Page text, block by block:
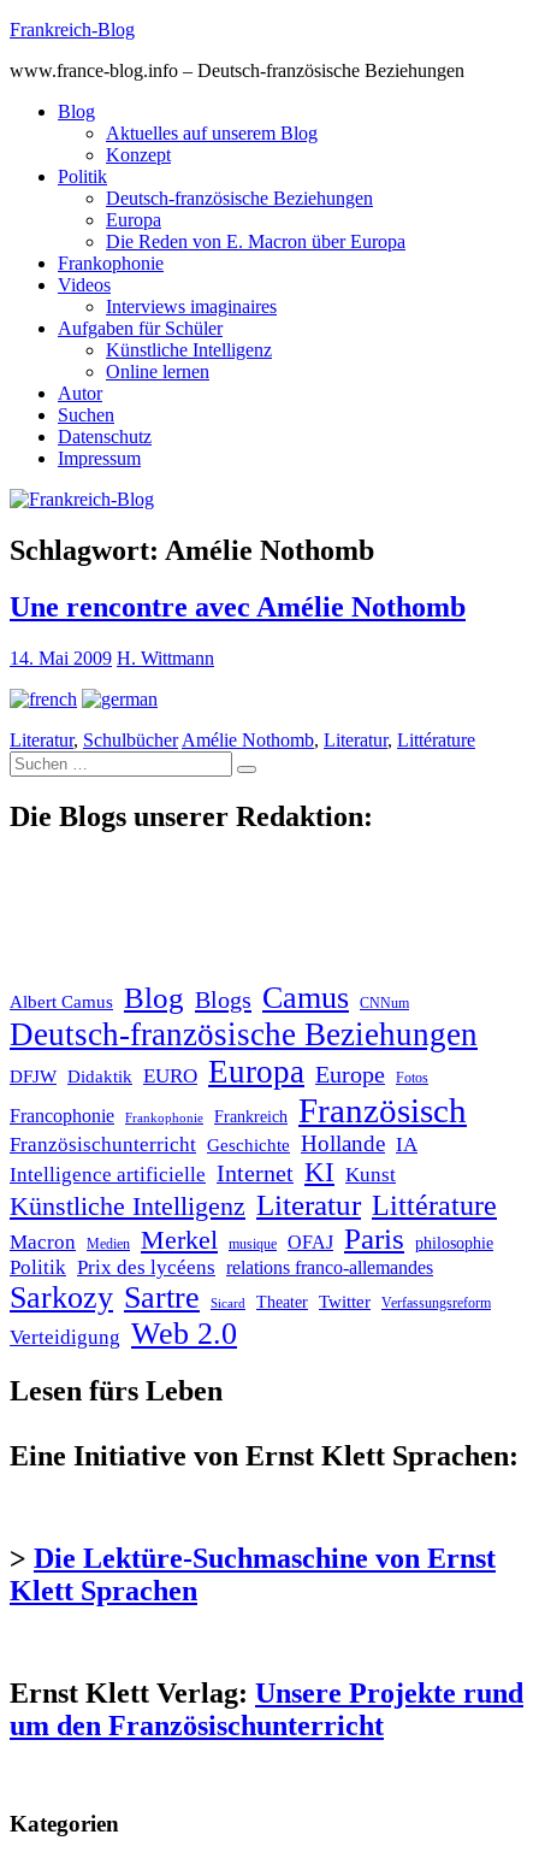
Skip
content
Frankreich-Blog
www.france-blog.info – Deutsch-französische Beziehungen
Blog
Aktuelles auf unserem Blog
Konzept
Politik
Deutsch-französische Beziehungen
Europa
Die Reden von E. Macron über Europa
Frankophonie
Videos
Interviews imaginaires
Aufgaben für Schüler
Künstliche Intelligenz
Online lernen
Autor
Suchen
Datenschutz
Impressum
Schlagwort: Amélie Nothomb
Une rencontre avec Amélie Nothomb
14. Mai 2009 H. Wittmann
Literatur, Schulbücher Amélie Nothomb, Literatur, Littérature
Suche
nach:
Die Blogs unserer Redaktion:
Albert Camus Blog Blogs Camus CNNum
Deutsch-französische Beziehungen
DFJW Didaktik EURO Europa Europe Fotos
Francophonie Frankophonie Frankreich Französisch
Französischunterricht Geschichte Hollande IA
Intelligence artificielle Internet KI Kunst
Künstliche Intelligenz Literatur Littérature
Macron Medien Merkel musique OFAJ Paris philosophie
Politik Prix des lycéens relations franco-allemandes
Sarkozy Sartre Sicard Theater Twitter Verfassungsreform
Verteidigung Web 2.0
Lesen fürs Leben
Eine Initiative von Ernst Klett Sprachen:
> Die Lektüre-Suchmaschine von Ernst
Klett Sprachen
Ernst Klett Verlag: Unsere Projekte rund
um den Französischunterricht
Kategorien